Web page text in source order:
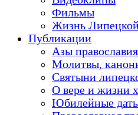
Фильмы
Жизнь
Публикации
Азы православия
Молитвы,
Святыни
О вере и жизни
Юбилейные